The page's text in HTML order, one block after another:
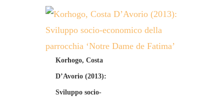
Korhogo, Costa
D’Avorio (2013):
Sviluppo socio-